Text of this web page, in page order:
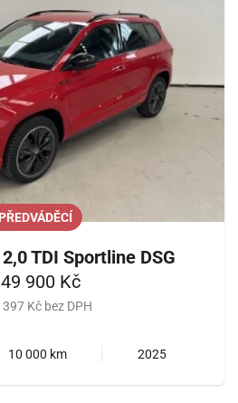
PŘEDVÁDĚCÍ
TDI Sportline DSG
900 Kč
Kč bez DPH
10 000 km 2025